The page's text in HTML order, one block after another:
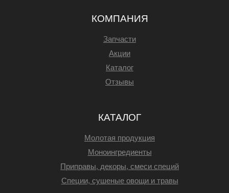
КОМПАНИЯ
Запчасти
Акции
Каталог
Отзывы
КАТАЛОГ
Молотая продукция
Моноингредиенты
Приправы, декоры, смеси специй
Специи, сушеные овощи и травы